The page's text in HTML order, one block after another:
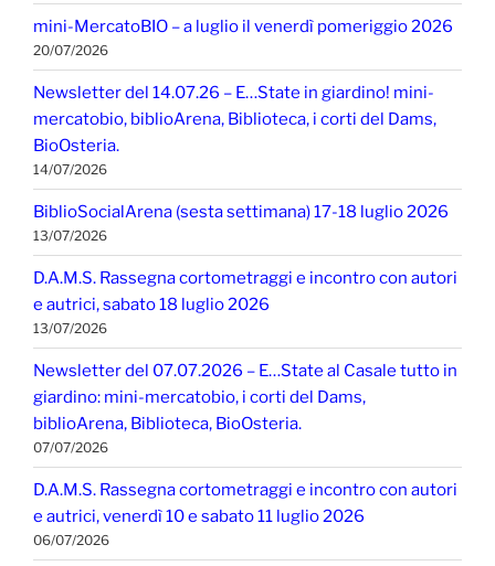
mini-MercatoBIO – a luglio il venerdì pomeriggio 2026
20/07/2026
Newsletter del 14.07.26 – E…State in giardino! mini-
mercatobio, biblioArena, Biblioteca, i corti del Dams,
BioOsteria.
14/07/2026
BiblioSocialArena (sesta settimana) 17-18 luglio 2026
13/07/2026
D.A.M.S. Rassegna cortometraggi e incontro con autori
e autrici, sabato 18 luglio 2026
13/07/2026
Newsletter del 07.07.2026 – E…State al Casale tutto in
giardino: mini-mercatobio, i corti del Dams,
biblioArena, Biblioteca, BioOsteria.
07/07/2026
D.A.M.S. Rassegna cortometraggi e incontro con autori
e autrici, venerdì 10 e sabato 11 luglio 2026
06/07/2026